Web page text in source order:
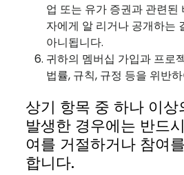
업 또는 유가 증권과 관련된
자에게 알 리거나 공개하는
아니됩니다.
귀하의 멤버십 가입과 프로
법률, 규칙, 규정 등을 위반
상기 항목 중 하나 이상
발생한 경우에는 반드
여를 거절하거나 참여
합니다.